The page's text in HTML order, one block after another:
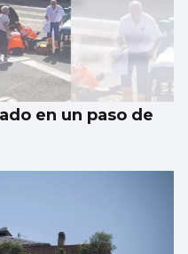
de la selección
más?
en un paso de